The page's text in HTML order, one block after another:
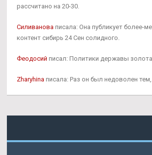
рассчитано на 20-30.
Силиванова писала: Она публикует более-
контент сибирь 24 Сен солидного.
Феодосий писал: Политики державы
Zharyhina писала: Раз он был недоволен тем,